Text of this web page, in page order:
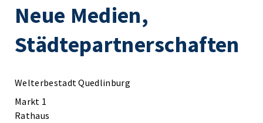
Neue Medien,
Städtepartnerschaften
Welterbestadt Quedlinburg
Markt 1
Rathaus